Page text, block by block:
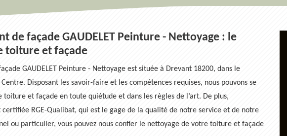
de façade GAUDELET Peinture - Nettoyage : le
toiture et façade
GAUDELET Peinture - Nettoyage est située à Drevant 18200, dans le
Disposant les savoir-faire et les compétences requises, nous pouvons se
et façade en toute quiétude et dans les règles de l’art. De plus,
certifiée RGE-Qualibat, qui est le gage de la qualité de notre service et de notre
ou particulier, vous pouvez nous confier le nettoyage de votre toiture et façade